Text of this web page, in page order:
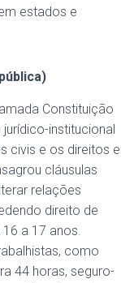
estados e
Constituição
institucional
civis e os direitos e
cláusulas
relações
direito de
a 17 anos.
como
44 horas, seguro-